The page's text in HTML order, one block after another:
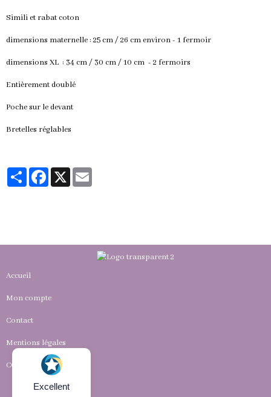
Simili et rabat coton
dimensions maternelle : 25 cm / 26 cm environ - 1 fermoir
dimensions XL : 34 cm / 30 cm / 10 cm - 2 fermoirs
Entièrement doublé
Poche sur le devant
Bretelles réglables
PartagerFacebook
X
Accueil
Mon compte
Contact
Mentions légales
CGV
Excellent